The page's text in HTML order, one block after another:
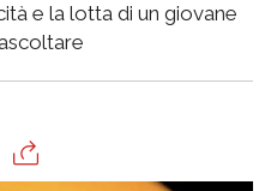
e la lotta di un giovane